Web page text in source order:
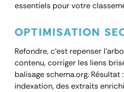
essentiels pour votre
OPTIMISATION
Refondre, c’est repenser
contenu, corriger les liens
balisage schema.org. Résultat
indexation, des extraits